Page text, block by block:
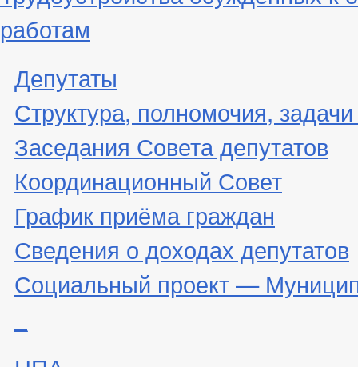
работам
Депутаты
Структура, полномочия,
Заседания Совета депутатов
Координационный Совет
График приёма граждан
Сведения о доходах депутатов
Социальный проект —